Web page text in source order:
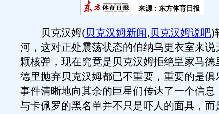
来源：东方体育日报
贝克汉姆(贝克汉姆新闻, 贝克汉姆说吧)
河，这对正处震荡状态的伯纳乌更衣室来说
颗核弹，现在究竟是贝克汉姆拒绝皇家马德
德里抛弃贝克汉姆都已不重要，重要的是俱
事件清晰地向其余的巨星们传达了一个信息
与卡佩罗的黑名单并不只是吓人的面具，而